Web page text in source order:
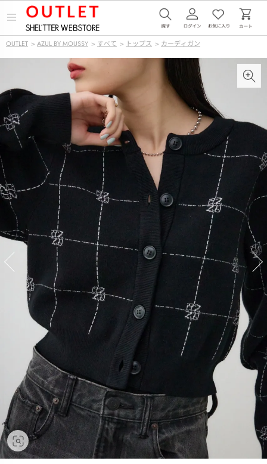
メ
ー
を
OUTLET > AZUL BY MOUSSY > すべて > トップス > カーディガン